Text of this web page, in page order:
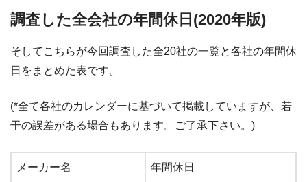
調査した全会社の年間休日(2020年版)
そしてこちらが今回調査した全20社の一覧と各社の年間休
日をまとめた表です。
(*全て各社のカレンダーに基づいて掲載していますが、若
干の誤差がある場合もあります。ご了承下さい。)
メーカー名 年間休日